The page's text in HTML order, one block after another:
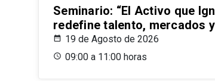
Seminario: “El Activo que
redefine talento, mercados
19 de Agosto de 2026
09:00 a 11:00 horas